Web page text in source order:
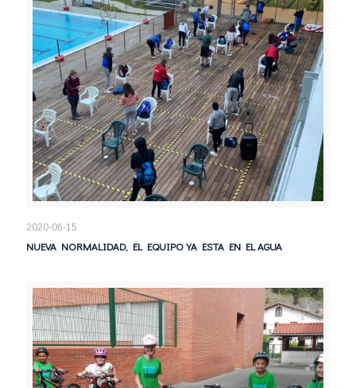
2020-06-15
NUEVA NORMALIDAD, EL EQUIPO YA ESTA EN EL AGUA